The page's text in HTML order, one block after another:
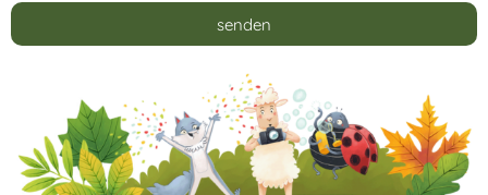
senden